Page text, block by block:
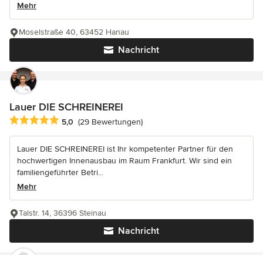
Mehr
Nachricht
Moselstraße 40, 63452 Hanau
Lauer DIE SCHREINEREI
Durchschnittliche Bewertung: 5 von 5 Sternen
5,0 (29 Bewertungen)
Lauer DIE SCHREINEREI ist Ihr kompetenter Partner für den
hochwertigen Innenausbau im Raum Frankfurt. Wir sind ein
familiengeführter Betri...
Mehr
Nachricht
Talstr. 14, 36396 Steinau